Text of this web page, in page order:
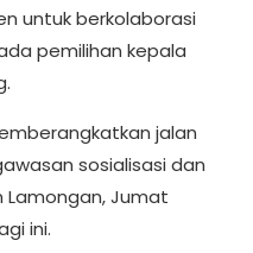
untuk berkolaborasi
pemilihan kepala
jalan
sosialisasi dan
Lamongan, Jumat
ini.